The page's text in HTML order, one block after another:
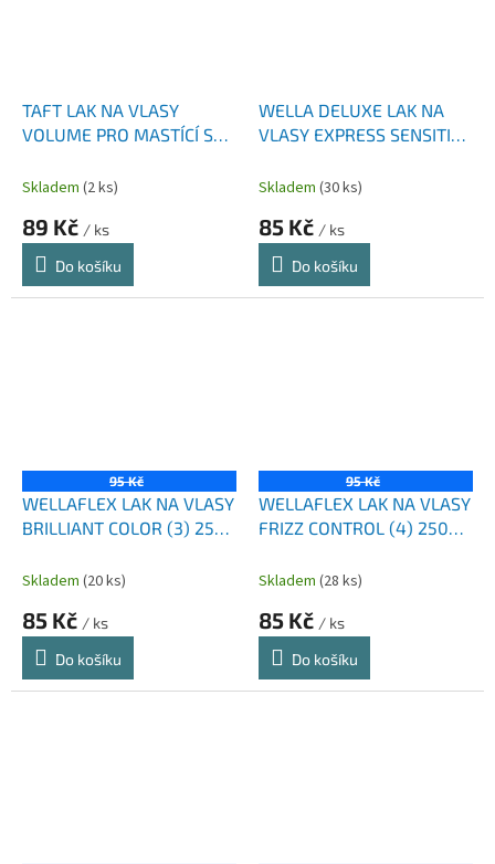
TAFT LAK NA VLASY
VOLUME PRO MASTÍCÍ SE
Skladem (2 ks)
89 Kč / ks
Do košíku
WELLA DELUXE LAK NA
VLASY EXPRESS SENSITIVE
Skladem (30 ks)
85 Kč / ks
Do košíku
95 Kč
WELLAFLEX LAK NA VLASY
BRILLIANT COLOR (3) 250
Skladem (20 ks)
85 Kč / ks
Do košíku
95 Kč
WELLAFLEX LAK NA VLASY
FRIZZ CONTROL (4) 250
Skladem (28 ks)
85 Kč / ks
Do košíku